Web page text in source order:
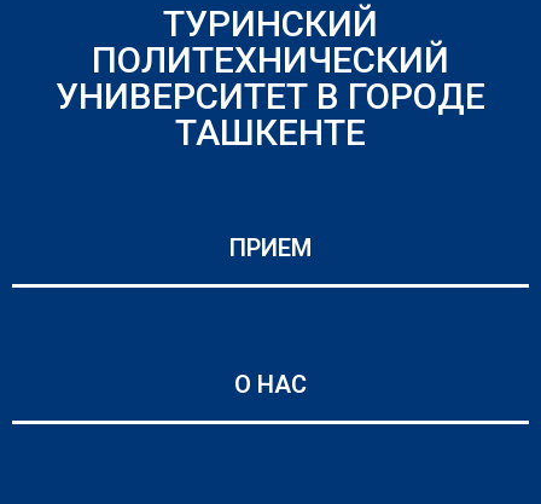
ТУРИНСКИЙ
ПОЛИТЕХНИЧЕСКИЙ
УНИВЕРСИТЕТ В ГОРОДЕ
ТАШКЕНТЕ
ПРИЕМ
О НАС